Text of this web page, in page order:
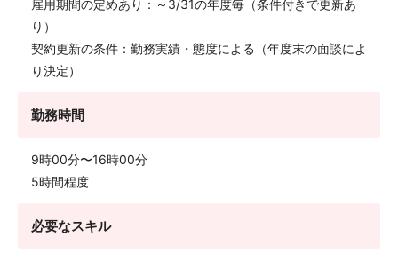
雇用期間の定めあり：～3/31の年度毎（条件付きで更新あ
り）
契約更新の条件：勤務実績・態度による（年度末の面談によ
り決定）
勤務時間
9時00分〜16時00分
5時間程度
必要なスキル